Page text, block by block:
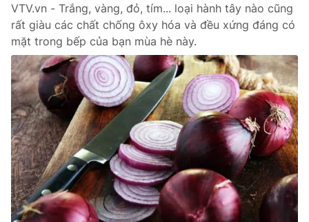
Emagazine Podcast
Photo Infographic
Video Shorts video
VTV Money VTV Thể thao
VTV Sức khoẻ Bất động sản
Thị trường 24h Tấm lòng Việt
VTV.vn - Trắng, vàng, đỏ, tím... loại hành tây nào cũng
rất giàu các chất chống ôxy hóa và đều xứng đáng có
mặt trong bếp của bạn mùa hè này.